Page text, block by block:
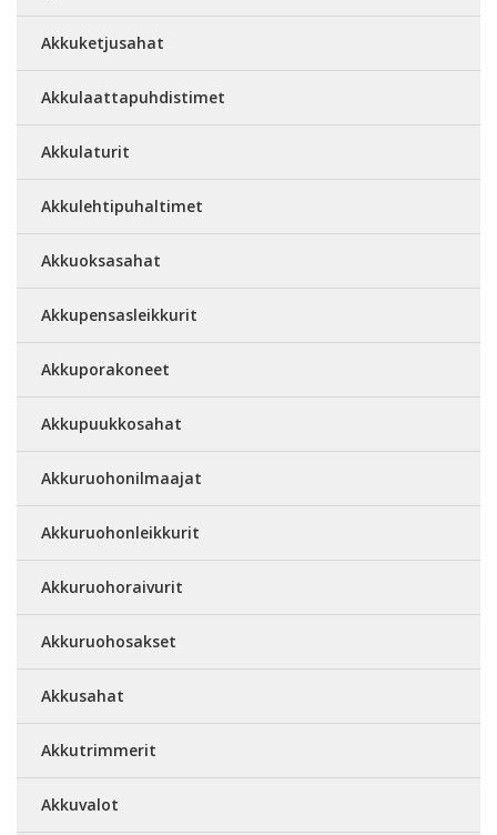
Akkuketjusahat
Akkulaattapuhdistimet
Akkulaturit
Akkulehtipuhaltimet
Akkuoksasahat
Akkupensasleikkurit
Akkuporakoneet
Akkupuukkosahat
Akkuruohonilmaajat
Akkuruohonleikkurit
Akkuruohoraivurit
Akkuruohosakset
Akkusahat
Akkutrimmerit
Akkuvalot